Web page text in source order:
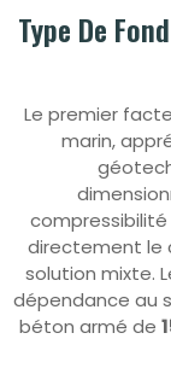
Type De
Le premier
marin,
directement le
solution mixte.
dépendance au
béton armé de